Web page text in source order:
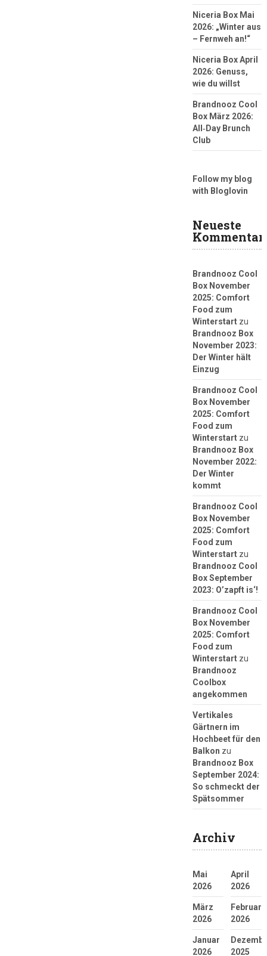
Niceria Box Mai
2026: „Winter aus
– Fernweh an!“
Niceria Box April
2026: Genuss,
wie du willst
Brandnooz Cool
Box März 2026:
All‑Day Brunch
Club
Follow my blog
with Bloglovin
Neueste
Brandnooz Cool
Box November
2025: Comfort
Food zum
Winterstartzu
Brandnooz Box
November 2023:
Der Winter hält
Einzug
Brandnooz Cool
Box November
2025: Comfort
Food zum
Winterstartzu
Brandnooz Box
November 2022:
Der Winter
kommt
Brandnooz Cool
Box November
2025: Comfort
Food zum
Winterstartzu
Brandnooz Cool
Box September
2023: O’zapft is‘!
Brandnooz Cool
Box November
2025: Comfort
Food zum
Winterstartzu
Brandnooz
Coolbox
angekommen
Vertikales
Gärtnern im
Hochbeet für den
Balkon zu
Brandnooz Box
September 2024:
So schmeckt der
Spätsommer
Archiv
Mai
2026
April
2026
März
2026
Februar
2026
Januar
2026
2025